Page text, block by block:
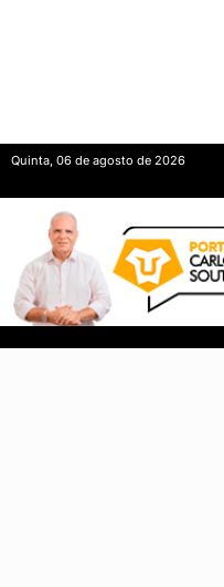
Quinta, 06 de agosto de 2026